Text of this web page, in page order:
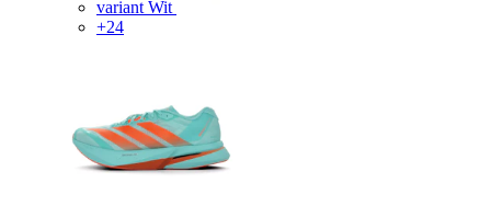
variant Wit
+24